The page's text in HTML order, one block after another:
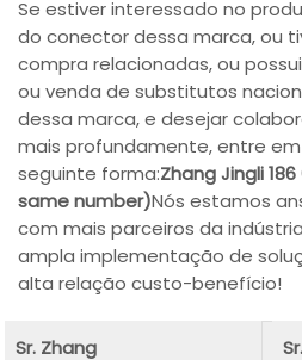
Se estiver interessado no
do conector dessa marca, ou
compra relacionadas, ou
ou venda de substitutos
dessa marca, e desejar
mais profundamente, entre
seguinte forma:Zhang Jingli
same number)Nós estamos
com mais parceiros da
ampla implementação de
alta relação custo-benefício!
Sr. Zhang